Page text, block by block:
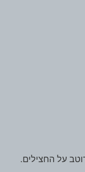
על החצילים.